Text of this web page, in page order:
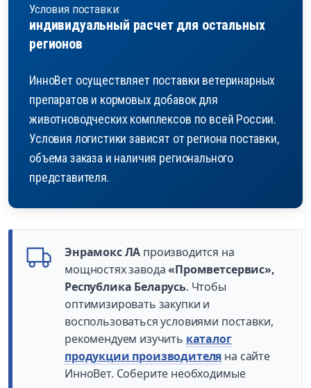
Условия поставки:
индивидуальный расчетдля остальных
регионов
ИнноВет осуществляет поставки ветеринарных
препаратов и кормовых добавок для
животноводческих комплексов по всей России.
Условия логистики зависят от региона поставки,
объема заказа и наличия регионального
представителя.
Энрамокс ЛА производится на
мощностях завода«Промветсервис»,
Республика Беларусь. Чтобы
оптимизировать закупки и
воспользоваться условиями поставки,
рекомендуем изучить каталог
продукции производителя на сайте
ИнноВет. Соберите необходимые